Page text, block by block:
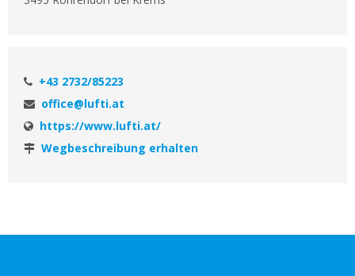
+43 2732/85223
office@lufti.at
https://www.lufti.at/
Wegbeschreibung erhalten